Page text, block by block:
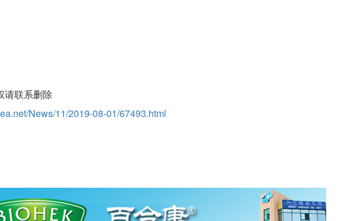
联系删除
News/11/2019-08-01/67493.html